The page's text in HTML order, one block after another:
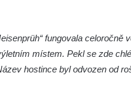
ve Chřibské
fungovala
místem. Pekl se zde
hostince byl odvozen od